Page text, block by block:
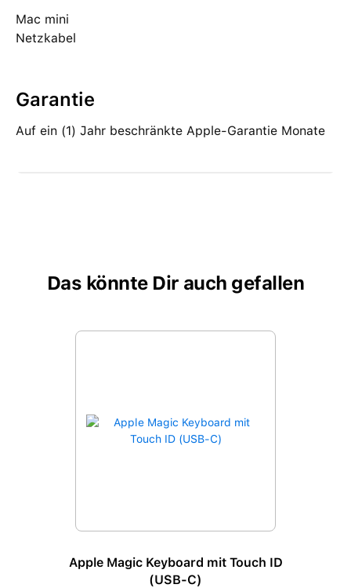
Mac mini
Netzkabel
Garantie
Auf ein (1) Jahr beschränkte Apple-Garantie Monate
Das könnte Dir auch gefallen
Produktgalerie überspringen
Apple Magic Keyboard mit Touch ID
(USB-C)